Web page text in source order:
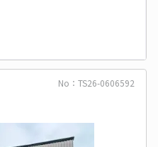
No：TS26-0606592